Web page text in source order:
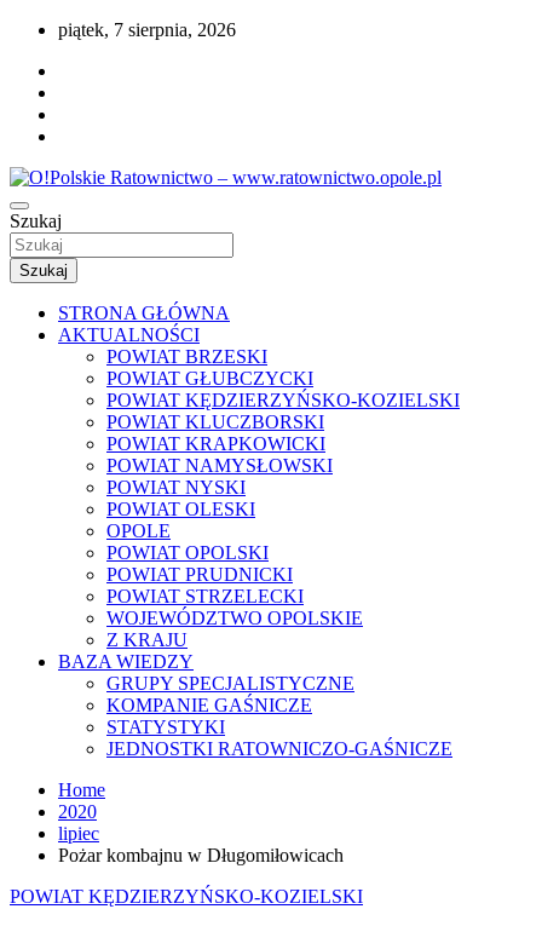
Przejdź
treści
piątek, 7 sierpnia, 2026
O!Polskie Ratownictwo –
www.ratownictwo.opole.pl
Portal opolskiego i polskiego ratownictwa.
Szukaj
Szukaj
STRONA GŁÓWNA
AKTUALNOŚCI
POWIAT BRZESKI
POWIAT GŁUBCZYCKI
POWIAT KĘDZIERZYŃSKO-KOZIELSKI
POWIAT KLUCZBORSKI
POWIAT KRAPKOWICKI
POWIAT NAMYSŁOWSKI
POWIAT NYSKI
POWIAT OLESKI
OPOLE
POWIAT OPOLSKI
POWIAT PRUDNICKI
POWIAT STRZELECKI
WOJEWÓDZTWO OPOLSKIE
Z KRAJU
BAZA WIEDZY
GRUPY SPECJALISTYCZNE
KOMPANIE GAŚNICZE
STATYSTYKI
JEDNOSTKI RATOWNICZO-GAŚNICZE
Home
2020
lipiec
Pożar kombajnu w Długomiłowicach
POWIAT KĘDZIERZYŃSKO-KOZIELSKI